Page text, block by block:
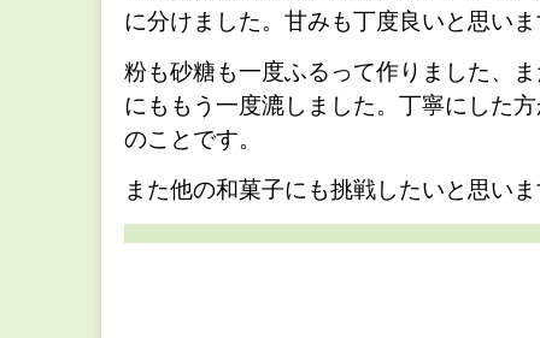
に分けました。甘みも丁度良いと思い
粉も砂糖も一度ふるって作りました、
にももう一度漉しました。丁寧にした
のことです。
また他の和菓子にも挑戦したいと思い